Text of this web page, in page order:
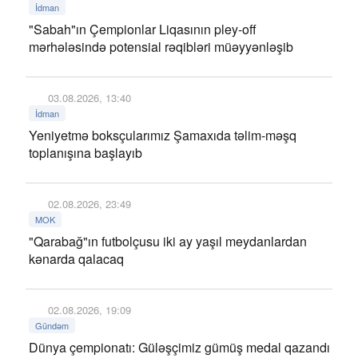
İdman
"Sabah"ın Çempionlar Liqasının pley-off
mərhələsində potensial rəqibləri müəyyənləşib
03.08.2026, 13:40
İdman
Yeniyetmə boksçularımız Şamaxıda təlim-məşq
toplanışına başlayıb
02.08.2026, 23:49
MOK
"Qarabağ"ın futbolçusu iki ay yaşıl meydanlardan
kənarda qalacaq
02.08.2026, 19:09
Gündəm
Dünya çempionatı: Güləşçimiz gümüş medal qazandı